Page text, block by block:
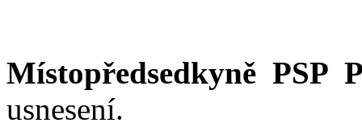
Místopředsedkyně PSP
usnesení.